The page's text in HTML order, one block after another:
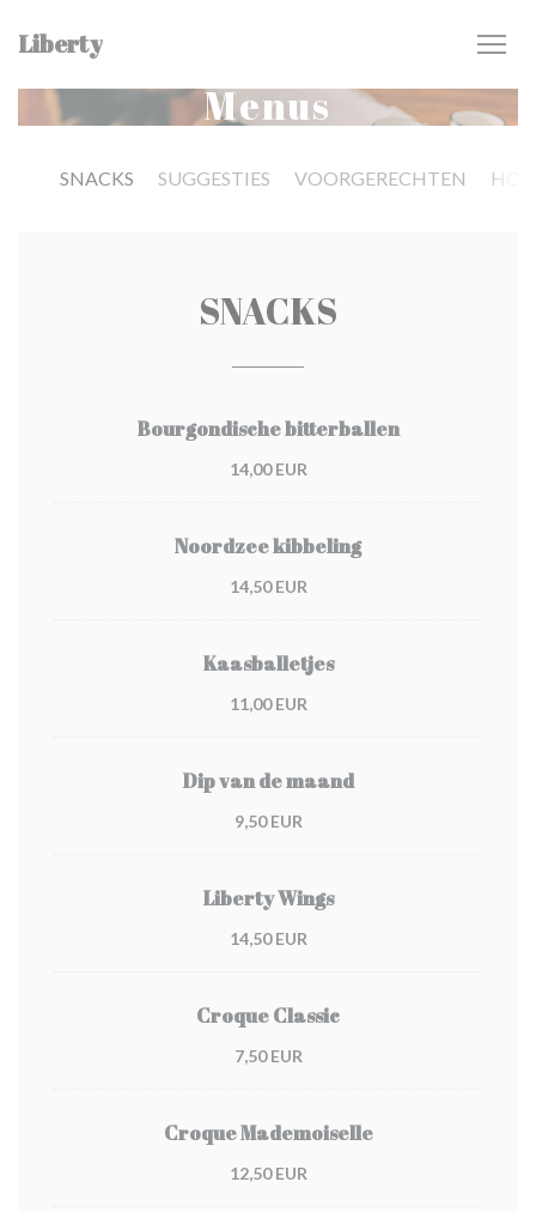
Liberty
Menus
SNACKS SUGGESTIES VOORGERECHTEN
SNACKS
Bourgondische bitterballen
14,00 EUR
Noordzee kibbeling
14,50 EUR
Kaasballetjes
11,00 EUR
Dip van de maand
9,50 EUR
Liberty Wings
14,50 EUR
Croque Classic
7,50 EUR
Croque Mademoiselle
12,50 EUR